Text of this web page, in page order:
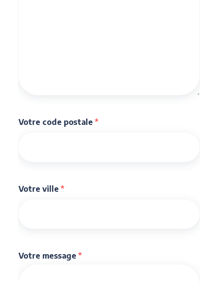
Votre code postale *
Votre ville *
Votre message *